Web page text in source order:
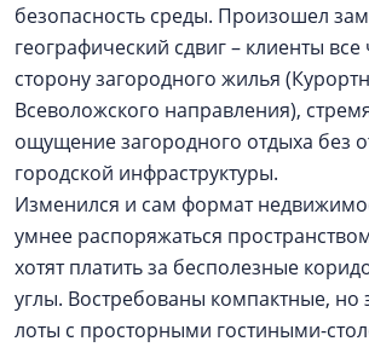
безопасность среды. Произошел
географический сдвиг – клиенты
сторону загородного жилья
Всеволожского направления),
ощущение загородного отдыха без
городской инфраструктуры.
Изменился и сам формат
умнее распоряжаться
хотят платить за бесполезные
углы. Востребованы компактные,
лоты с просторными гостиными-